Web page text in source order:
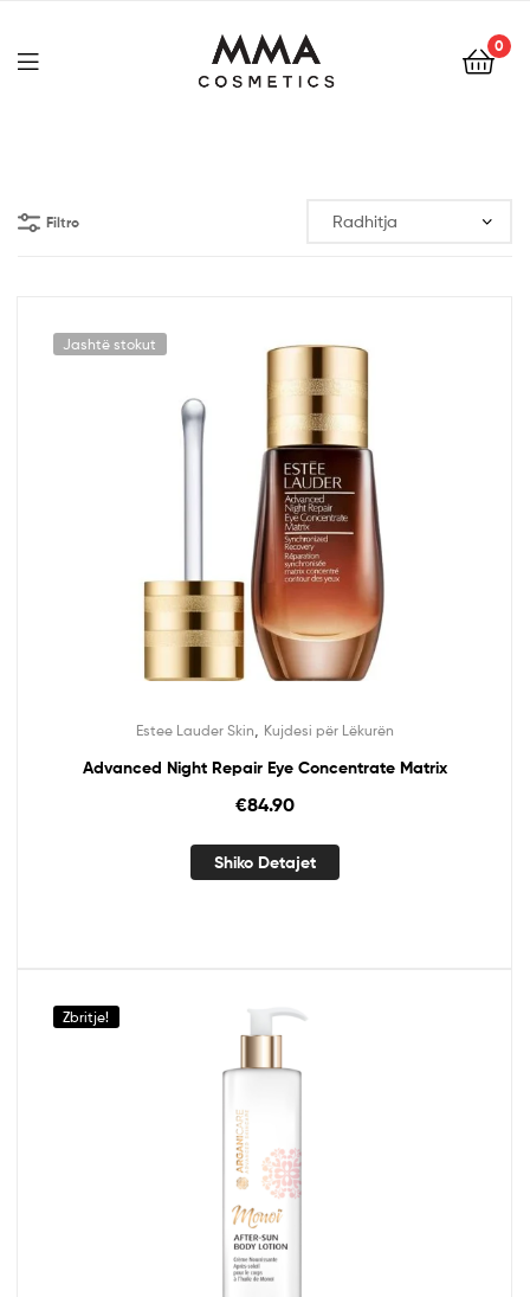
0
Filtro
Jashtë stokut
Estee Lauder Skin Kujdesi për Lëkurën
Advanced Night Repair Eye Concentrate Matrix
€84.90
Shiko Detajet
Zbritje!